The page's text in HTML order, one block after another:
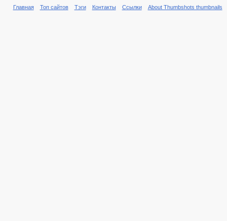
Главная Топ сайтов Тэги Контакты Ссылки About Thumbshots thumbnails